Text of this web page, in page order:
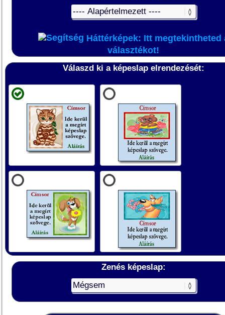
Háttérképek: Itt megtekintheted
választékot!
Válaszd ki a képeslap elrendezését:
Zenés képeslap: